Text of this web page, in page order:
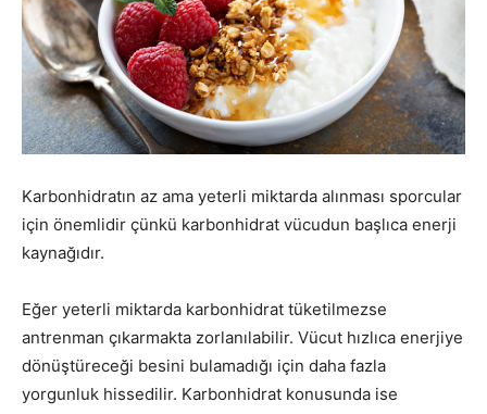
Karbonhidratın az ama yeterli miktarda alınması sporcular
için önemlidir çünkü karbonhidrat vücudun başlıca enerji
kaynağıdır.
Eğer yeterli miktarda karbonhidrat tüketilmezse
antrenman çıkarmakta zorlanılabilir. Vücut hızlıca enerjiye
dönüştüreceği besini bulamadığı için daha fazla
yorgunluk hissedilir. Karbonhidrat konusunda ise